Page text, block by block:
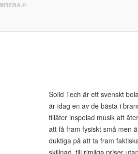
Solid Tech är ett svenskt
är idag en av de bästa i
tillåter inspelad musik att
att få fram fysiskt små men
duktiga på att ta fram